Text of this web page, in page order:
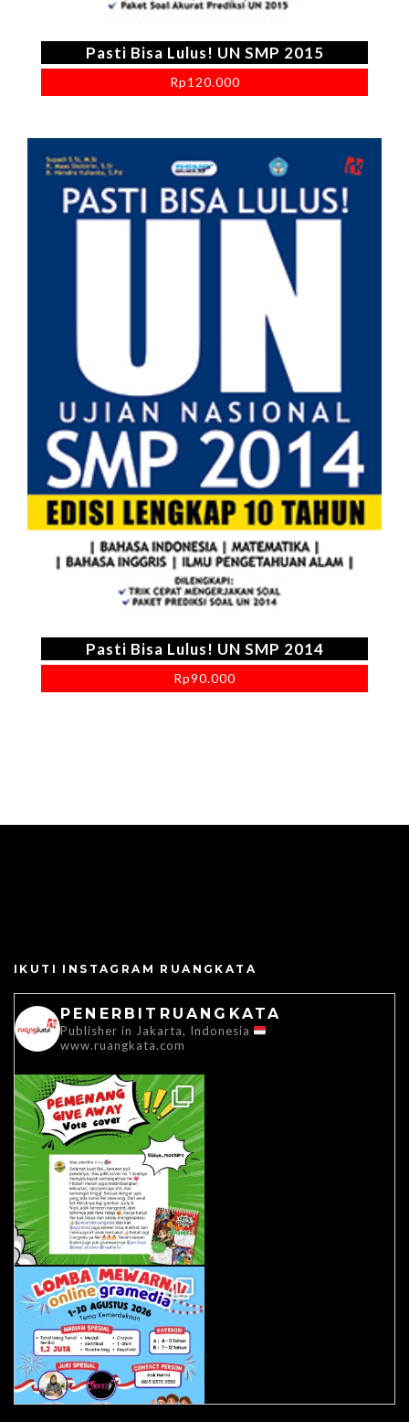
Pasti Bisa Lulus! UN SMP 2015
Rp120.000
Pasti Bisa Lulus! UN SMP 2014
Rp90.000
IKUTI INSTAGRAM RUANGKATA
PENERBITRUANGKATA
Publisher in Jakarta, Indonesia
www.ruangkata.com